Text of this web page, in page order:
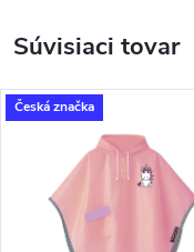
Súvisiaci tovar
Česká značka